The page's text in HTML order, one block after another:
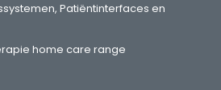
Patiëntinterfaces en
home care range